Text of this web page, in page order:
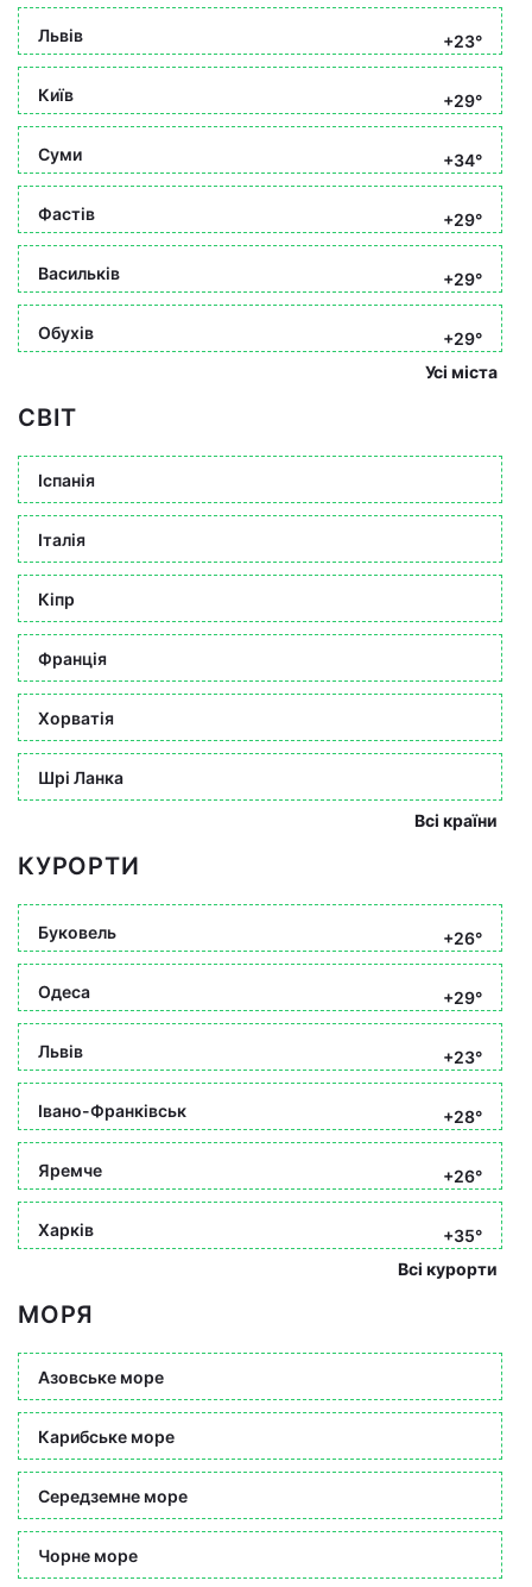
Львів +23°
Київ +29°
Суми +34°
Фастів +29°
Васильків +29°
Обухів
+29°
Усі міста
СВІТ
Іспанія
Італія
Кіпр
Франція
Хорватія
Шрі Ланка
Всі країни
КУРОРТИ
Буковель +26°
Одеса +29°
Львів +23°
Івано-Франківськ +28°
Яремче +26°
Харків
+35°
Всі курорти
МОРЯ
Азовське море
Карибське море
Середземне море
Чорне море